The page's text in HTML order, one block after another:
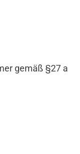
gemäß §27 a